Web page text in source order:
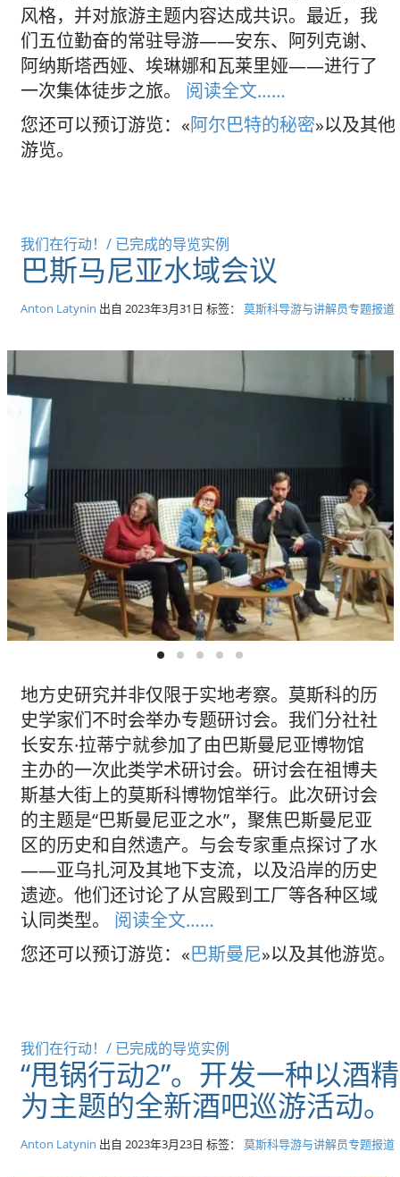
风格，并对旅游主题内容达成共识。最近，我
们五位勤奋的常驻导游——安东、阿列克谢、
阿纳斯塔西娅、埃琳娜和瓦莱里娅——进行了
一次集体徒步之旅。 阅读全文……
您还可以预订游览：«阿尔巴特的秘密»以及其他
游览。
我们在行动！/ 已完成的导览实例
巴斯马尼亚水域会议
Anton Latynin 出自 2023年3月31日 标签： 莫斯科导游与讲解员专题报道
地方史研究并非仅限于实地考察。莫斯科的历
史学家们不时会举办专题研讨会。我们分社社
长安东·拉蒂宁就参加了由巴斯曼尼亚博物馆
主办的一次此类学术研讨会。研讨会在祖博夫
斯基大街上的莫斯科博物馆举行。此次研讨会
的主题是“巴斯曼尼亚之水”，聚焦巴斯曼尼亚
区的历史和自然遗产。与会专家重点探讨了水
——亚乌扎河及其地下支流，以及沿岸的历史
遗迹。他们还讨论了从宫殿到工厂等各种区域
认同类型。 阅读全文……
您还可以预订游览：«巴斯曼尼»以及其他游览。
我们在行动！/ 已完成的导览实例
“甩锅行动2”。开发一种以酒精
为主题的全新酒吧巡游活动。
Anton Latynin 出自 2023年3月23日 标签： 莫斯科导游与讲解员专题报道